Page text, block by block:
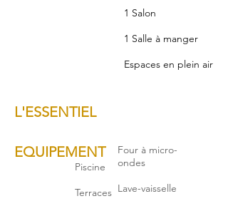
1 Salon
1 Salle à manger
Espaces en plein air
L'ESSENTIEL
Four à micro-
ondes
Lave-vaisselle
Piscine
Terraces
EQUIPEMENT